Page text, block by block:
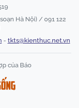
Hà Nội) / 091 122
- tkts@kienthuc.net.vn
của Báo